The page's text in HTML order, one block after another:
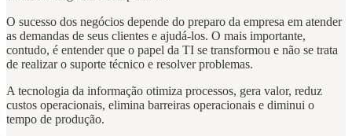
O sucesso dos negócios depende do preparo da empresa em atender
as demandas de seus clientes e ajudá-los. O mais importante,
contudo, é entender que o papel da TI se transformou e não se trata
de realizar o suporte técnico e resolver problemas.
A tecnologia da informação otimiza processos, gera valor, reduz
custos operacionais, elimina barreiras operacionais e diminui o
tempo de produção.